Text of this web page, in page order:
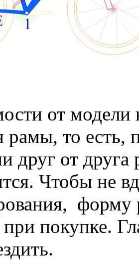
от модели
рамы, то есть,
друг от
Чтобы не
при покупке.